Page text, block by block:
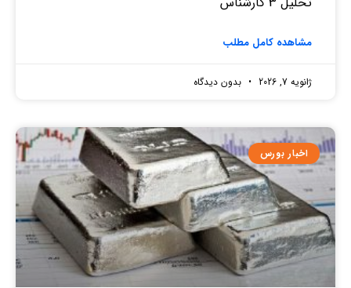
مشاهده کامل مطلب
ژانویه 7, 2026 بدون دیدگاه
اخبار بورس